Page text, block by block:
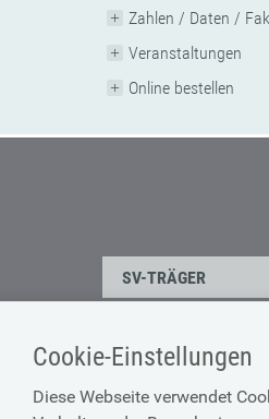
Cookie-Einstellungen
Diese Webseite verwendet
Zahlen / Daten /
Veranstaltungen
Online bestellen
SV-TRÄGER
ÜBER UNS
Kontakt